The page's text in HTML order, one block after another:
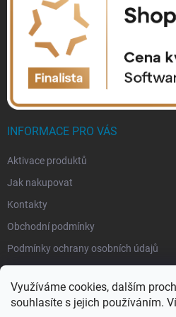
Využíváme cookies, dalším
souhlasíte s jejich používáním.
INFORMACE PRO VÁS
Aktivace produktů
Jak nakupovat
Kontakty
Obchodní podmínky
Podmínky ochrany osobních údajů